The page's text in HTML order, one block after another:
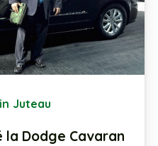
Juteau
la Dodge Cavaran